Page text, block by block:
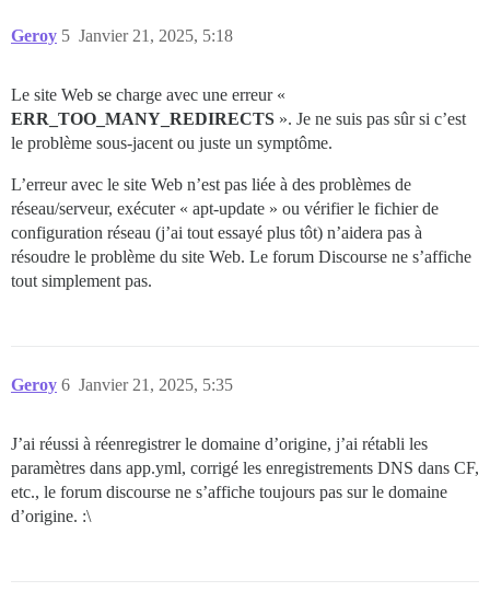
Geroy Janvier 21, 2025, 5:18
5
Le site Web se charge avec une erreur «
ERR_TOO_MANY_REDIRECTS ». Je ne suis pas sûr si c’est
le problème sous-jacent ou juste un symptôme.
L’erreur avec le site Web n’est pas liée à des problèmes de
réseau/serveur, exécuter « apt-update » ou vérifier le fichier de
configuration réseau (j’ai tout essayé plus tôt) n’aidera pas à
résoudre le problème du site Web. Le forum Discourse ne s’affiche
tout simplement pas.
Geroy Janvier 21, 2025, 5:35
6
J’ai réussi à réenregistrer le domaine d’origine, j’ai rétabli les
paramètres dans app.yml, corrigé les enregistrements DNS dans CF,
etc., le forum discourse ne s’affiche toujours pas sur le domaine
d’origine. :\